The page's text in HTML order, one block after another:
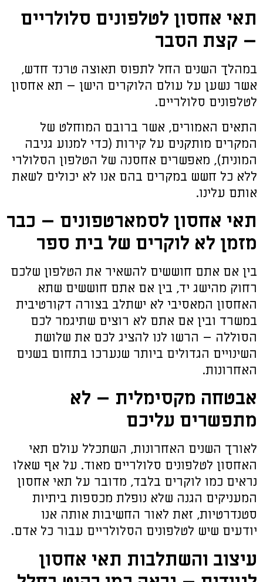
תאי אחסון לטלפונים סלולריים
– קצת הסבר
במהלך השנים החל לתפוס תאוצה טרנד חדש,
אשר נשען על עולם הלוקרים הישן – תא אחסון
לטלפונים סלולריים.
התאים האמורים, אשר ברובם המוחלט של
המקרים מותקנים על קירות (כדי למנוע גניבה
המונית), מאפשרים אחסנה של הטלפון הסלולרי
ללא כל חשש במקרים בהם אנו לא יכולים לשאת
אותם עלינו.
תאי אחסון לסמארטפונים – כבר
מזמן לא לוקרים של בית ספר
בין אם אתם חוששים להשאיר את הטלפון שלכם
רחוק מהישג יד, בין אם אתם חוששים שתא
האחסון המאסיבי לא ישתלב בצורה דקורטיבית
במשרד ובין אם אתם לא רוצים שתיגמר לכם
הסוללה – הרשו לנו להציג לכם את שלושת
השינויים הגדולים ביותר שנערכו בתחום בשנים
האחרונות.
אבטחה מקסימלית – לא
מתפשרים עליכם
לאורך השנים האחרונות, השתכלל עולם תאי
האחסון לטלפונים סלולריים מאוד. על אף שאלו
נראים כמו לוקרים בלבד, מדובר על תאי אחסון
המעניקים הגנה שלא נופלת מכספות ביתיות
סטנדרטיות, זאת לאור החשיבות אותה אנו
יודעים שיש לטלפונים הסלולריים עבור כל אדם.
עיצוב והשתלבות תאי אחסון